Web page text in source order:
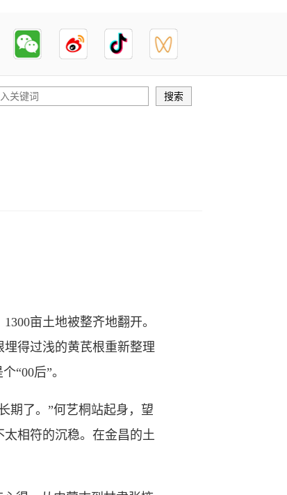
亩土地被整齐地翻开。
得过浅的黄芪根重新整理
“00后”。
了。”何艺桐站起身，望
相符的沉稳。在金昌的土